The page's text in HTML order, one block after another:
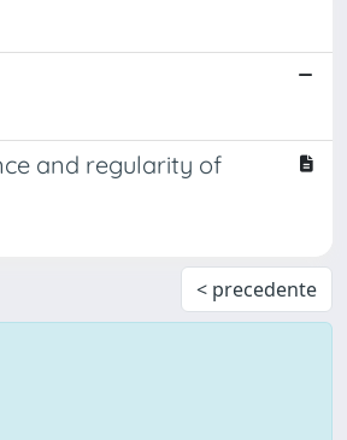
and regularity of
< precedente